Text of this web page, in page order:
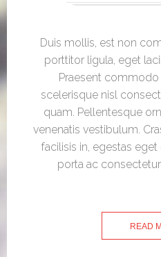
Duis mollis, est non
porttitor ligula, eget
Praesent
scelerisque nisl
quam. Pellentesque
venenatis vestibulum.
facilisis in, egestas
porta ac
READ